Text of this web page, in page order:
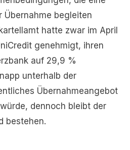
Übernahme begleiten
hatte zwar im April
genehmigt, ihren
auf 29,9 %
unterhalb der
Übernahmeangebot
dennoch bleibt der
bestehen.